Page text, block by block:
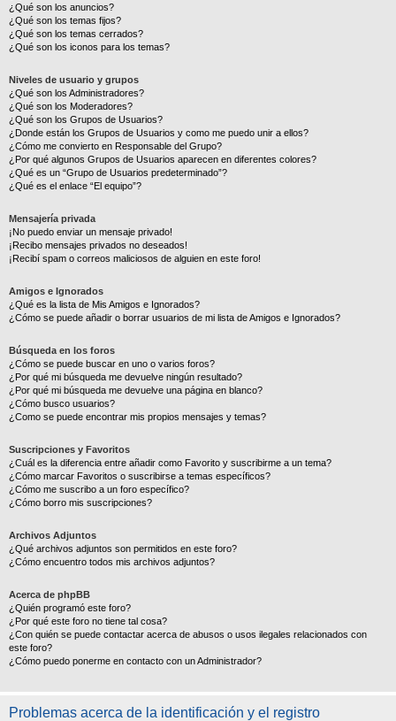
¿Qué son los anuncios?
¿Qué son los temas fijos?
¿Qué son los temas cerrados?
¿Qué son los iconos para los temas?
Niveles de usuario y grupos
¿Qué son los Administradores?
¿Qué son los Moderadores?
¿Qué son los Grupos de Usuarios?
¿Donde están los Grupos de Usuarios y como me puedo unir a ellos?
¿Cómo me convierto en Responsable del Grupo?
¿Por qué algunos Grupos de Usuarios aparecen en diferentes colores?
¿Qué es un “Grupo de Usuarios predeterminado”?
¿Qué es el enlace “El equipo”?
Mensajería privada
¡No puedo enviar un mensaje privado!
¡Recibo mensajes privados no deseados!
¡Recibí spam o correos maliciosos de alguien en este foro!
Amigos e Ignorados
¿Qué es la lista de Mis Amigos e Ignorados?
¿Cómo se puede añadir o borrar usuarios de mi lista de Amigos e Ignorados?
Búsqueda en los foros
¿Cómo se puede buscar en uno o varios foros?
¿Por qué mi búsqueda me devuelve ningún resultado?
¿Por qué mi búsqueda me devuelve una página en blanco?
¿Cómo busco usuarios?
¿Como se puede encontrar mis propios mensajes y temas?
Suscripciones y Favoritos
¿Cuál es la diferencia entre añadir como Favorito y suscribirme a un tema?
¿Cómo marcar Favoritos o suscribirse a temas específicos?
¿Cómo me suscribo a un foro específico?
¿Cómo borro mis suscripciones?
Archivos Adjuntos
¿Qué archivos adjuntos son permitidos en este foro?
¿Cómo encuentro todos mis archivos adjuntos?
Acerca de phpBB
¿Quién programó este foro?
¿Por qué este foro no tiene tal cosa?
¿Con quién se puede contactar acerca de abusos o usos ilegales relacionados con
este foro?
¿Cómo puedo ponerme en contacto con un Administrador?
Problemas acerca de la identificación y el registro